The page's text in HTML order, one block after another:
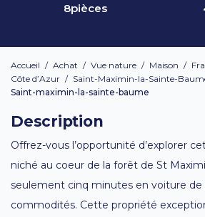
8pièces
Accueil / Achat / Vue nature / Maison /
Côte d’Azur / Saint-Maximin-la-Sainte-
Saint-maximin-la-sainte-baume
Description
Offrez-vous l’opportunité d’explorer
niché au coeur de la forêt de St
seulement cinq minutes en voiture de
commodités. Cette propriété